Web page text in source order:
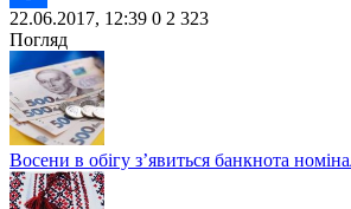
Share
22.06.2017, 12:39 0 2 323
Погляд
Восени в обігу з’явиться банкнота